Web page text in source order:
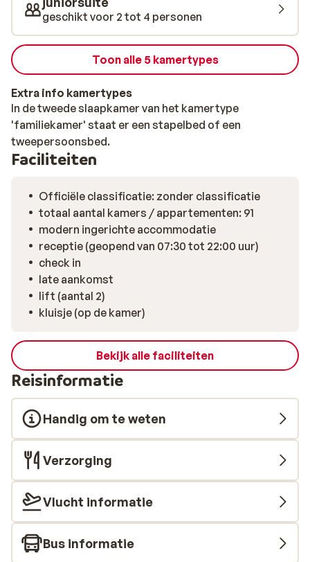
avonds de lekkerste gerechten geserveerd. Het diner is
in buffetvorm of er is een thema avond. Dat wordt
genieten!
geschikt voor 2 tot 4 personen
Toon alle 5 kamertypes
Extra info kamertypes
In de tweede slaapkamer van het kamertype
'familiekamer' staat er een stapelbed of een
tweepersoonsbed.
Faciliteiten
Officiële classificatie: zonder classificatie
totaal aantal kamers / appartementen: 91
modern ingerichte accommodatie
receptie (geopend van 07:30 tot 22:00 uur)
check in
late aankomst
lift (aantal 2)
kluisje (op de kamer)
Bekijk alle faciliteiten
Reisinformatie
Handig om te weten
Verzorging
Vlucht informatie
Bus informatie